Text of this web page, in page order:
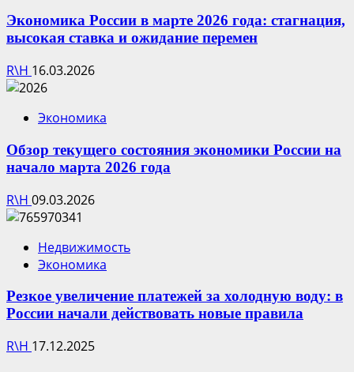
Экономика России в марте 2026 года: стагнация,
высокая ставка и ожидание перемен
R\H 16.03.2026
Экономика
Обзор текущего состояния экономики России на
начало марта 2026 года
R\H 09.03.2026
Недвижимость
Экономика
Резкое увеличение платежей за холодную воду: в
России начали действовать новые правила
R\H 17.12.2025